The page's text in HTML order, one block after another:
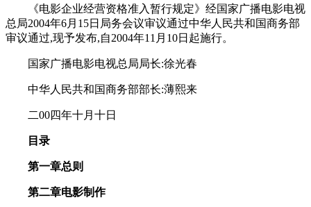
《电影企业经营资格准入暂行规定》经国家广播电影电视
总局2004年6月15日局务会议审议通过中华人民共和国商务部
审议通过,现予发布,自2004年11月10日起施行。
国家广播电影电视总局局长:徐光春
中华人民共和国商务部部长:薄熙来
二00四年十月十日
目 录
第一章总则
第二章电影制作